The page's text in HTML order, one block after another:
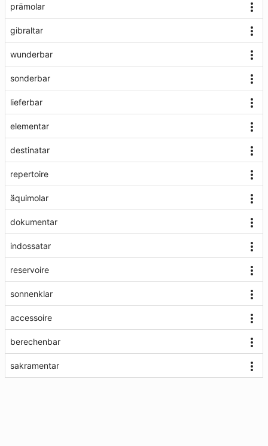
prämolar
gibraltar
wunderbar
sonderbar
lieferbar
elementar
destinatar
repertoire
äquimolar
dokumentar
indossatar
reservoire
sonnenklar
accessoire
berechenbar
sakramentar